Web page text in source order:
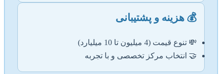
💰 هزینه و پشتیبانی
💸 تنوع قیمت (4 میلیون تا 10 میلیارد)
🤝 انتخاب مرکز تخصصی و با تجربه